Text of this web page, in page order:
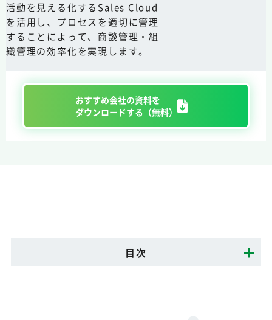
活動を見える化するSales Cloud
を活用し、プロセスを適切に管理
することによって、商談管理・組
織管理の効率化を実現します。
おすすめ会社の資料を
ダウンロードする（無料）
目次